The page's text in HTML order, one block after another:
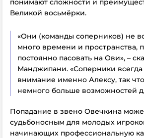
понимают сложности и
Великой восьмёрки.
«Они (команды соперников) не
много времени и пространства,
постоянно пасовать на Ови», –
Манджипани. «Соперники всегда
внимание именно Алексу, так
немного больше возможностей
Попадание в звено Овечкина
судьбоносным для молодых
начинающих профессиональную